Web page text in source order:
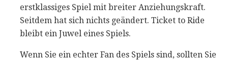
erstklassiges Spiel mit breiter Anziehungskraft.
Seitdem hat sich nichts geändert. Ticket to Ride
bleibt ein Juwel eines Spiels.
Wenn Sie ein echter Fan des Spiels sind, sollten Sie